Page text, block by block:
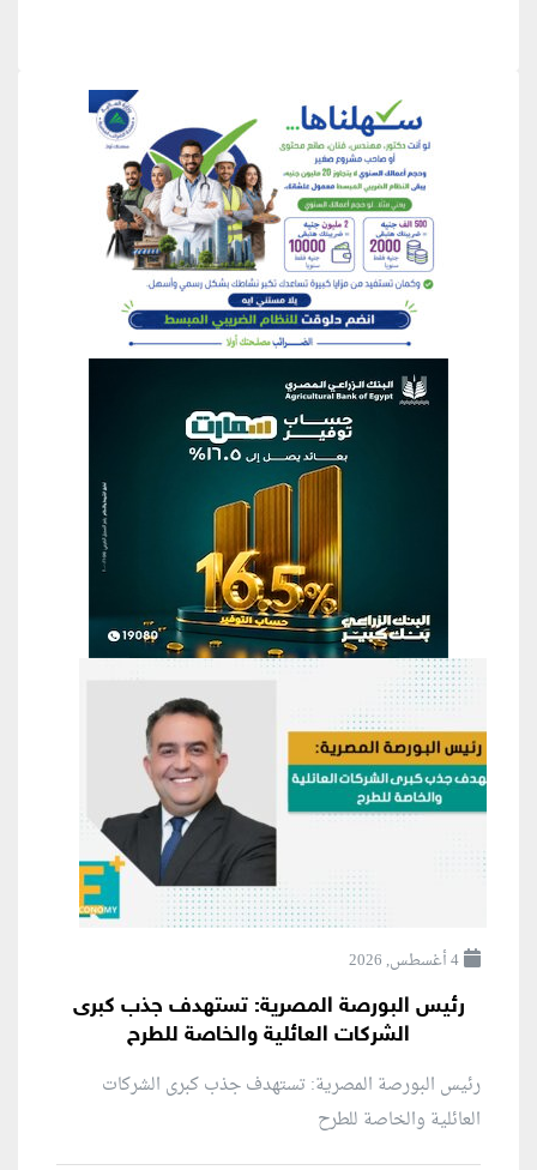
منطقة إعلانية
منطقة إعلانية
4 أغسطس, 2026
رئيس البورصة المصرية: تستهدف جذب كبرى
الشركات العائلية والخاصة للطرح
رئيس البورصة المصرية: تستهدف جذب كبرى الشركات
العائلية والخاصة للطرح